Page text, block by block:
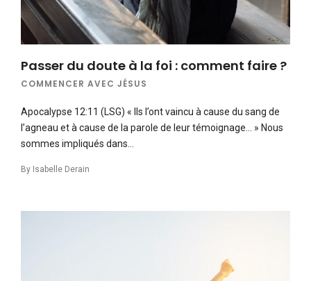
Passer du doute à la foi : comment faire ?
COMMENCER AVEC JÉSUS
Apocalypse 12:11 (LSG) « Ils l’ont vaincu à cause du sang de
l’agneau et à cause de la parole de leur témoignage… » Nous
sommes impliqués dans…
By Isabelle Derain